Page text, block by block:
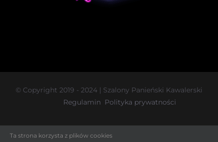
© Copyright 2019 - 2024 | Szalony Panieński Kawalerski
Regulamin Polityka prywatności
Ta strona korzysta z plików cookies